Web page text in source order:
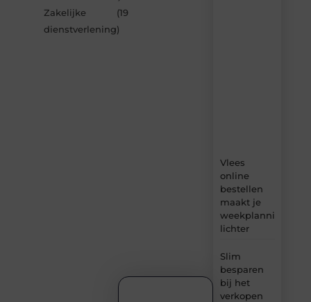
Zakelijke
dienstverlening
(19
)
Vlees
online
bestellen
maakt je
weekplanning
lichter
Slim
besparen
bij het
verkopen